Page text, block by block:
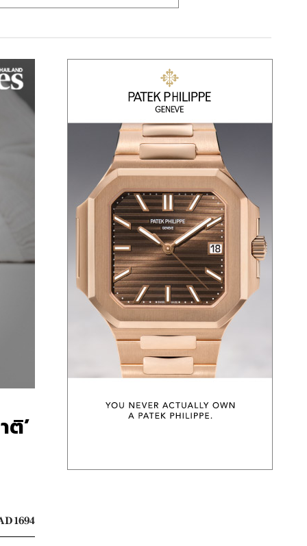
’
1694